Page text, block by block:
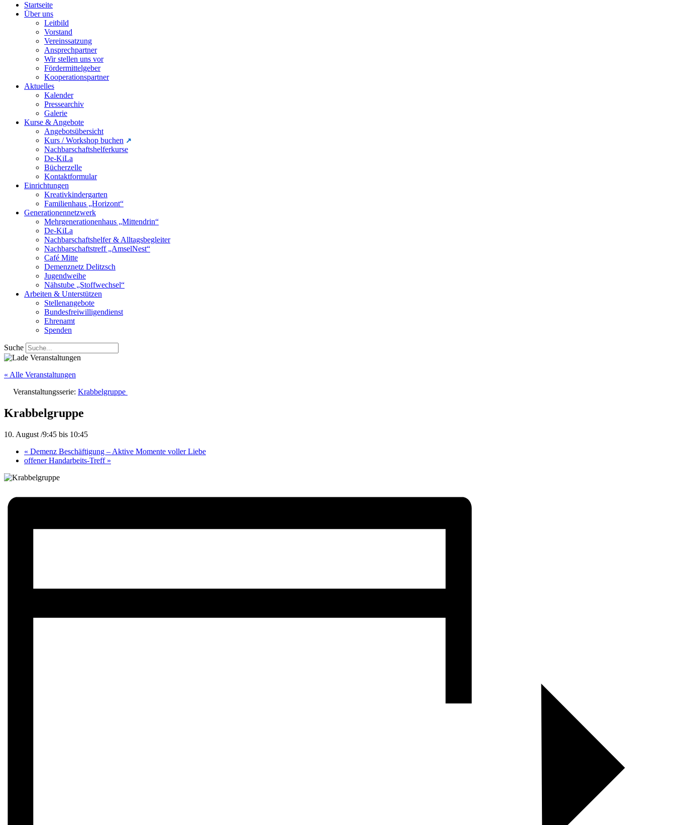
Startseite
Über uns
Leitbild
Vorstand
Vereinssatzung
Ansprechpartner
Wir stellen uns vor
Fördermittelgeber
Kooperationspartner
Aktuelles
Kalender
Pressearchiv
Galerie
Kurse & Angebote
Angebotsübersicht
Kurs / Workshop buchen
Nachbarschaftshelferkurse
De-KiLa
Bücherzelle
Kontaktformular
Einrichtungen
Kreativkindergarten
Familienhaus „Horizont“
Generationennetzwerk
Mehrgenerationenhaus „Mittendrin“
De-KiLa
Nachbarschaftshelfer & Alltagsbegleiter
Nachbarschaftstreff „AmselNest“
Café Mitte
Demenznetz Delitzsch
Jugendweihe
Nähstube „Stoffwechsel“
Arbeiten & Unterstützen
Stellenangebote
Bundesfreiwilligendienst
Ehrenamt
Spenden
Suche
« Alle Veranstaltungen
Veranstaltungsserie: Krabbelgruppe
Krabbelgruppe
10. August /9:45 bis 10:45
« Demenz Beschäftigung – Aktive Momente voller Liebe
offener Handarbeits-Treff »